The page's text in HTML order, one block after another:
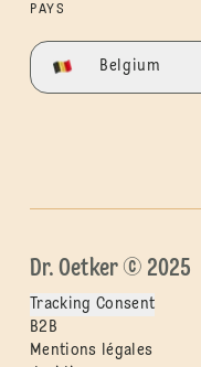
PAYS
Belgium
Dr. Oetker © 2025
Tracking Consent
B2B
Mentions légales